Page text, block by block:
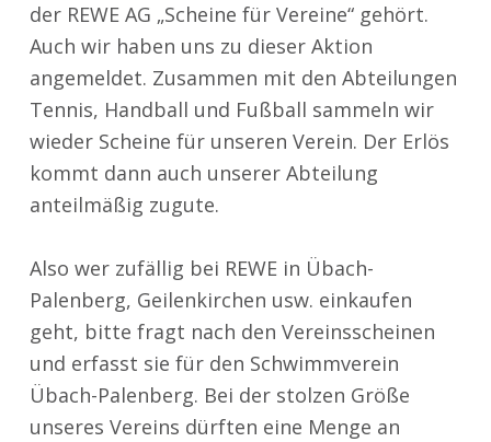
der REWE AG „Scheine für Vereine“ gehört.
Auch wir haben uns zu dieser Aktion
angemeldet. Zusammen mit den Abteilungen
Tennis, Handball und Fußball sammeln wir
wieder Scheine für unseren Verein. Der Erlös
kommt dann auch unserer Abteilung
anteilmäßig zugute.
Also wer zufällig bei REWE in Übach-
Palenberg, Geilenkirchen usw. einkaufen
geht, bitte fragt nach den Vereinsscheinen
und erfasst sie für den Schwimmverein
Übach-Palenberg. Bei der stolzen Größe
unseres Vereins dürften eine Menge an